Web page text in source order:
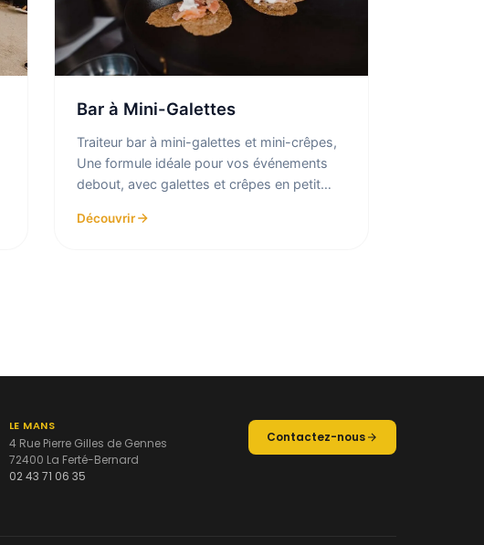
Bar à Mini-Galettes
Traiteur bar à mini-galettes et mini-crêpes,
Une formule idéale pour vos événements
debout, avec galettes et crêpes en petit
Découvrir
LE MANS
4 Rue Pierre Gilles de Gennes
72400 La Ferté-Bernard
02 43 71 06 35
Contactez-nous